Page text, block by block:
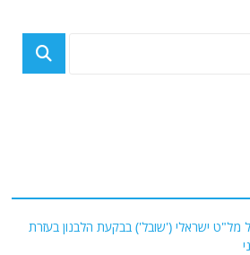
מל"ט ישראלי ('שובל') בבקעת הלבנון בעזרת